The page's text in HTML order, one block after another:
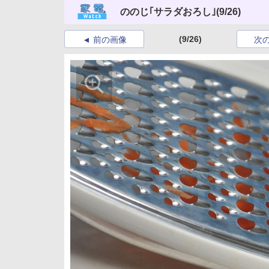
ののじ｢サラダおろし｣(9/26)
前の画像 (9/26) 次